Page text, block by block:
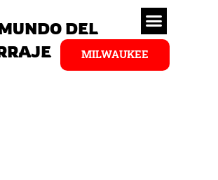
DEL
MILWAUKEE